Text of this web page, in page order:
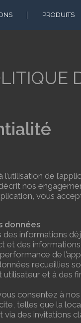
PRODUITS
nappes
Station météo
Humidité
Contact sec
Impulsion –
Pulse
Controleur de
vanne
de
nos
vous
données
informations
et des
de
recueillies
et à des
consentez à
telles que la
des invitations